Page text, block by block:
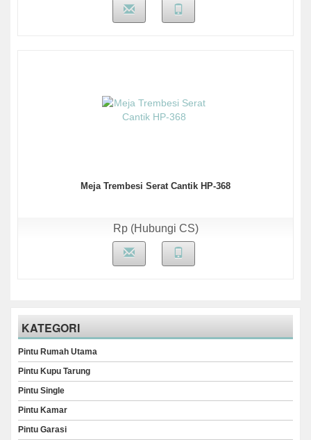
Meja Trembesi Serat Cantik HP-368
Rp (Hubungi CS)
KATEGORI
Pintu Rumah Utama
Pintu Kupu Tarung
Pintu Single
Pintu Kamar
Pintu Garasi